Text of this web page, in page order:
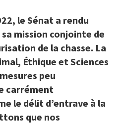
le Sénat a rendu
mission conjointe de
de la chasse. La
Éthique et Sciences
peu
carrément
le délit d’entrave à la
que nos